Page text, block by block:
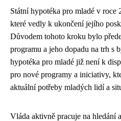
Státní hypotéka pro mladé v roce
které vedly k ukončení jejího
Důvodem tohoto kroku bylo
programu a jeho dopadu na trh s
hypotéka pro mladé již není k
pro nové programy a iniciativy,
aktuální potřeby mladých lidí a
Vláda aktivně pracuje na hledání